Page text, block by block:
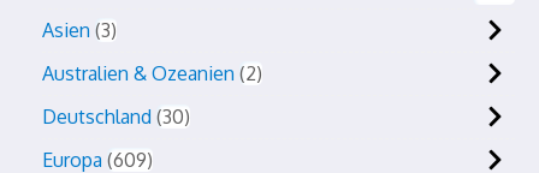
Asien 3
Australien & Ozeanien 2
Deutschland 30
Europa 609